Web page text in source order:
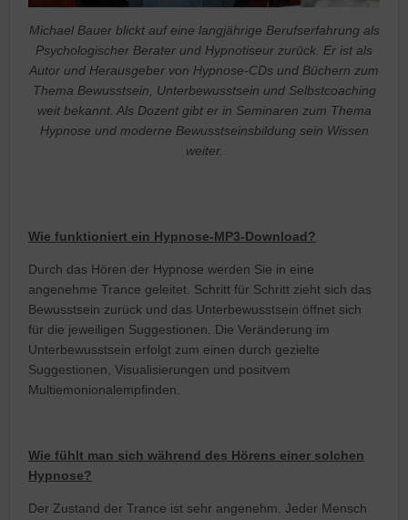
Michael Bauer blickt auf eine langjährige Berufserfahrung als
Psychologischer Berater und Hypnotiseur zurück. Er ist als
Autor und Herausgeber von Hypnose-CDs und Büchern zum
Thema Bewusstsein, Unterbewusstsein und Selbstcoaching
weit bekannt. Als Dozent gibt er in Seminaren zum Thema
Hypnose und moderne Bewusstseinsbildung sein Wissen
weiter.
Wie funktioniert ein Hypnose-MP3-Download?
Durch das Hören der Hypnose werden Sie in eine
angenehme Trance geleitet. Schritt für Schritt zieht sich das
Bewusstsein zurück und das Unterbewusstsein öffnet sich
für die jeweiligen Suggestionen. Die Veränderung im
Unterbewusstsein erfolgt zum einen durch gezielte
Suggestionen, Visualisierungen und positvem
Multiemonionalempfinden.
Wie fühlt man sich während des Hörens einer solchen
Hypnose?
Der Zustand der Trance ist sehr angenehm. Jeder Mensch